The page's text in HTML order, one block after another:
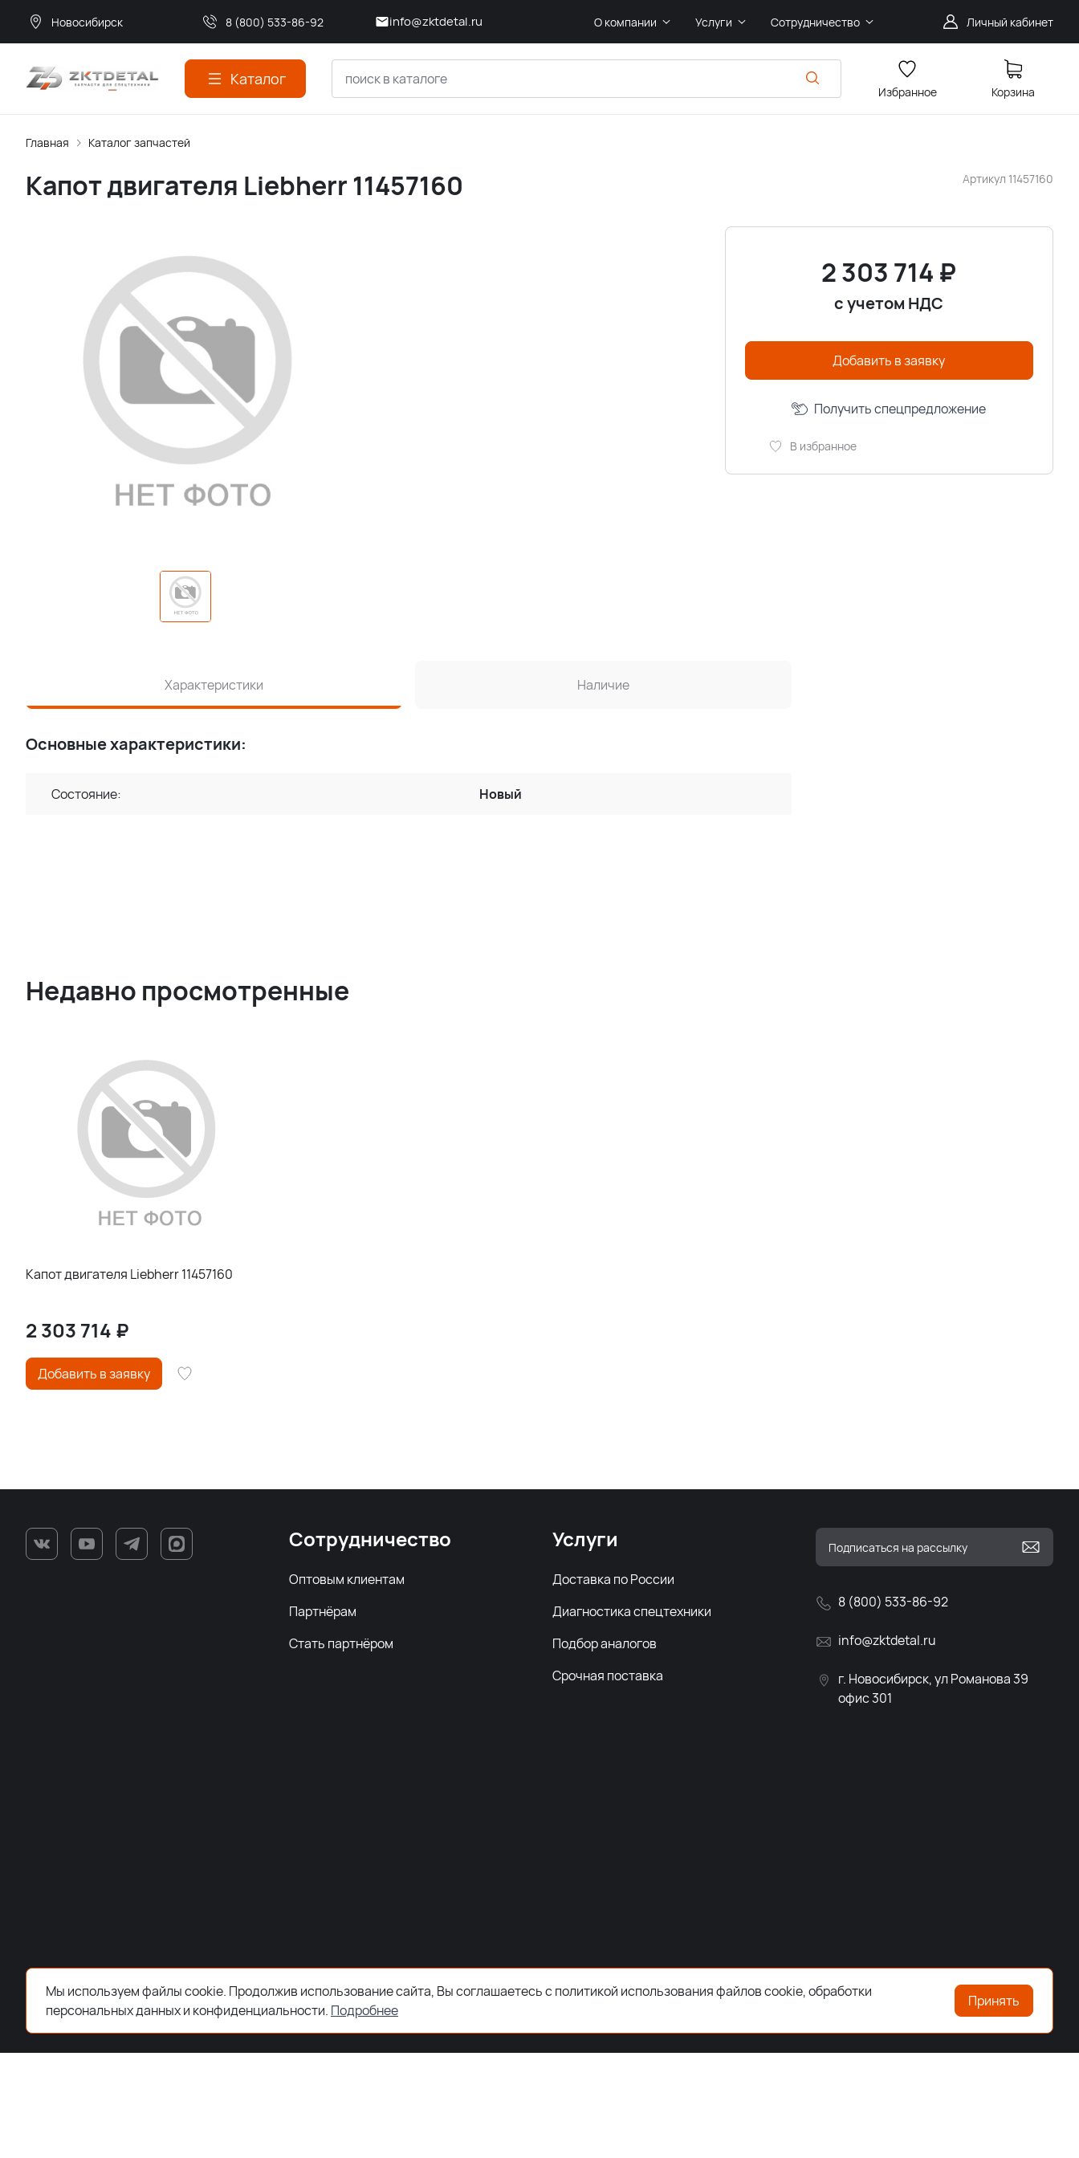
Новосибирск 8 (800) 533-86-92 info@zktdetal.ru О компании Услуги Сотрудничество Личный кабинет
Каталог
Избранное Корзина
Главная Каталог запчастей
Артикул 11457160
Капот двигателя Liebherr 11457160
2 303 714 ₽
с учетом НДС
Добавить в заявку
В избранное
Получить спецпредложение
Характеристики Наличие
Основные характеристики:
Состояние: Новый
Недавно просмотренные
Капот двигателя Liebherr 11457160
2 303 714 ₽
Добавить в заявку
8 (800) 533-86-92
info@zktdetal.ru
г. Новосибирск, ул Романова 39
офис 301
Сотрудничество
Оптовым клиентам
Партнёрам
Стать партнёром
Услуги
Доставка по России
Диагностика спецтехники
Подбор аналогов
Срочная поставка
Мы используем файлы cookie. Продолжив использование сайта, Вы соглашаетесь с политикой использования файлов cookie, обработки
персональных данных и конфиденциальности. Подробнее
Принять